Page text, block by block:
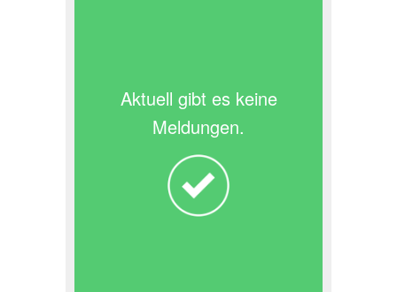
Aktuell gibt es keine
Meldungen.